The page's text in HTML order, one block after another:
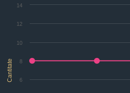
Cantitate 6
8
10
12
14